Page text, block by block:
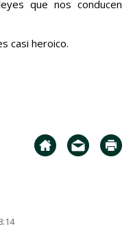
que nos conducen
casi heroico.